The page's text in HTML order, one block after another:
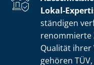
Lokal-
stän­di­gen
renommierte
Qualität ihrer
gehören TÜV,